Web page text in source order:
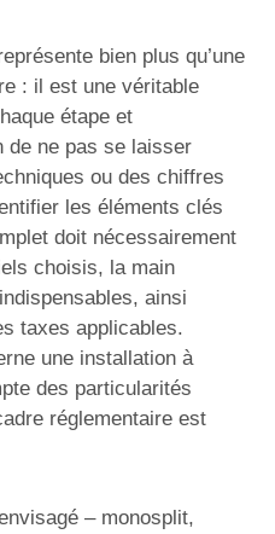
bien plus qu’une
: il est une véritable
étape et
de ne pas se laisser
ou des chiffres
les éléments clés
doit nécessairement
choisis, la main
ainsi
taxes applicables.
une installation à
des particularités
réglementaire est
– monosplit,